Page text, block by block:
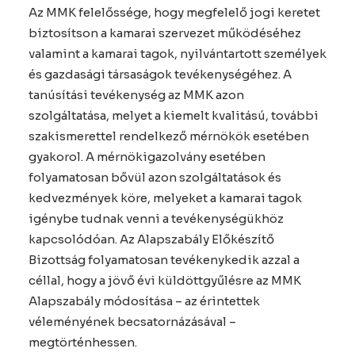
Az MMK felelőssége, hogy megfelelő jogi keretet
biztosítson a kamarai szervezet működéséhez
valamint a kamarai tagok, nyilvántartott személyek
és gazdasági társaságok tevékenységéhez. A
tanúsítási tevékenység az MMK azon
szolgáltatása, melyet a kiemelt kvalitású, további
szakismerettel rendelkező mérnökök esetében
gyakorol. A mérnökigazolvány esetében
folyamatosan bővül azon szolgáltatások és
kedvezmények köre, melyeket a kamarai tagok
igénybe tudnak venni a tevékenységükhöz
kapcsolódóan. Az Alapszabály Előkészítő
Bizottság folyamatosan tevékenykedik azzal a
céllal, hogy a jövő évi küldöttgyűlésre az MMK
Alapszabály módosítása – az érintettek
véleményének becsatornázásával –
megtörténhessen.